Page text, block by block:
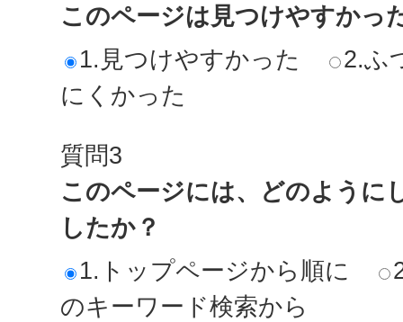
このページは見つけやすかっ
1.見つけやすかった
2.ふ
にくかった
質問3
このページには、どのように
したか？
1.トップページから順に
のキーワード検索から